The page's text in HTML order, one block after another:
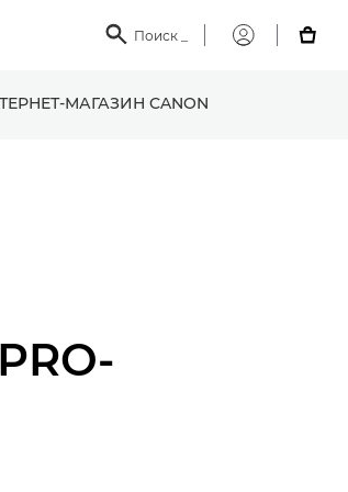
 Поиск
Мой

МАГАЗИН CANON